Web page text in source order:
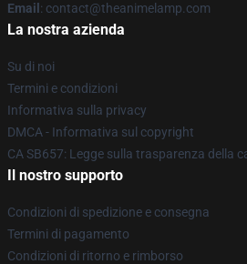
Email : contact@theanimelamp.com
La nostra azienda
Su di noi
Termini e condizioni
Informativa sulla privacy
DMCA - Informativa sul copyright
CA SB657: Legge sulla trasparenza della
Il nostro supporto
Condizioni di spedizione e consegna
Termini di pagamento
Condizioni di ritorno e rimborso